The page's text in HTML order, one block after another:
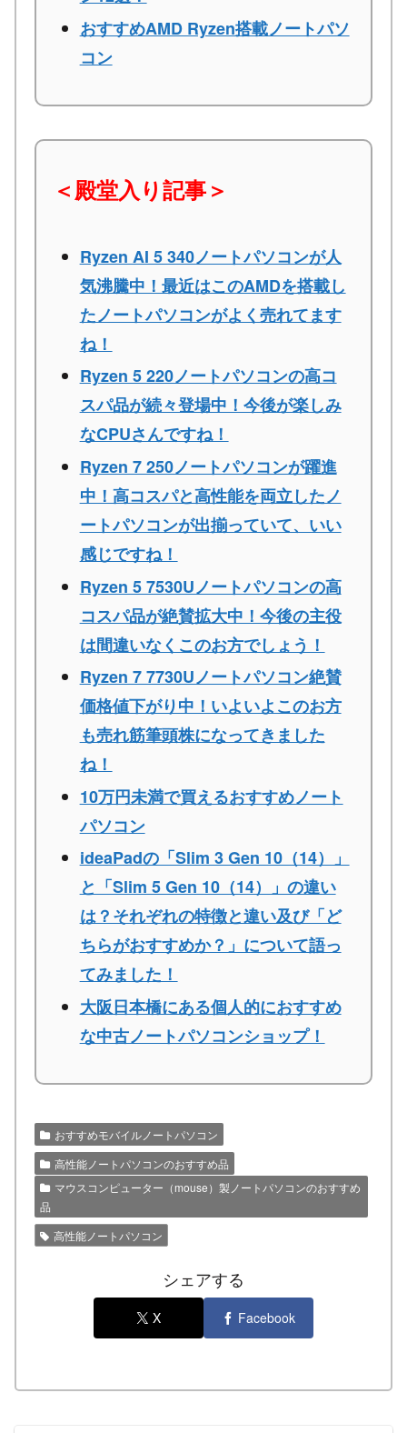
おすすめAMD Ryzen搭載ノートパソ
コン
＜殿堂入り記事＞
Ryzen AI 5 340ノートパソコンが人
気沸騰中！最近はこのAMDを搭載し
たノートパソコンがよく売れてます
ね！
Ryzen 5 220ノートパソコンの高コ
スパ品が続々登場中！今後が楽しみ
なCPUさんですね！
Ryzen 7 250ノートパソコンが躍進
中！高コスパと高性能を両立したノ
ートパソコンが出揃っていて、いい
感じですね！
Ryzen 5 7530Uノートパソコンの高
コスパ品が絶賛拡大中！今後の主役
は間違いなくこのお方でしょう！
Ryzen 7 7730Uノートパソコン絶賛
価格値下がり中！いよいよこのお方
も売れ筋筆頭株になってきました
ね！
10万円未満で買えるおすすめノート
パソコン
ideaPadの「Slim 3 Gen 10（14）」
と「Slim 5 Gen 10（14）」の違い
は？それぞれの特徴と違い及び「ど
ちらがおすすめか？」について語っ
てみました！
大阪日本橋にある個人的におすすめ
な中古ノートパソコンショップ！
おすすめモバイルノートパソコン
高性能ノートパソコンのおすすめ品
マウスコンピューター（mouse）製ノートパソコンのおすすめ
品
高性能ノートパソコン
シェアする
X Facebook